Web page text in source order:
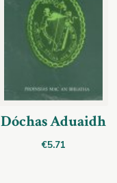
Dóchas Aduaidh
€5.71